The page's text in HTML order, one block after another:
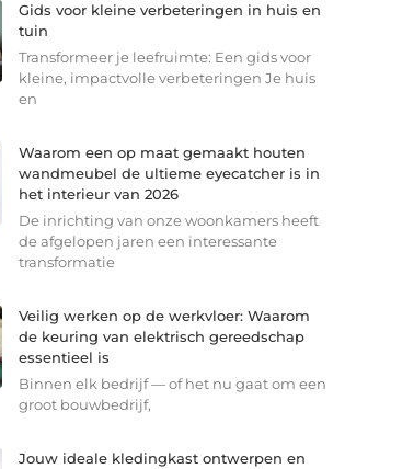
Gids voor kleine verbeteringen in huis en
tuin
Transformeer je leefruimte: Een gids voor
kleine, impactvolle verbeteringen Je huis
en
Waarom een op maat gemaakt houten
wandmeubel de ultieme eyecatcher is in
het interieur van 2026
De inrichting van onze woonkamers heeft
de afgelopen jaren een interessante
transformatie
Veilig werken op de werkvloer: Waarom
de keuring van elektrisch gereedschap
essentieel is
Binnen elk bedrijf — of het nu gaat om een
groot bouwbedrijf,
Jouw ideale kledingkast ontwerpen en